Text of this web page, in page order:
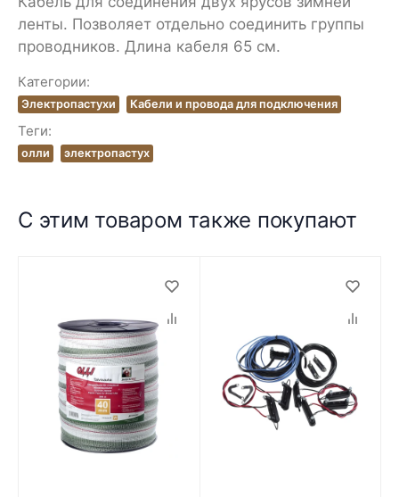
ленты. Позволяет отдельно соединить группы
проводников. Длина кабеля 65 см.
Категории:
Электропастухи Кабели и провода для подключения
Теги:
олли электропастух
С этим товаром также покупают